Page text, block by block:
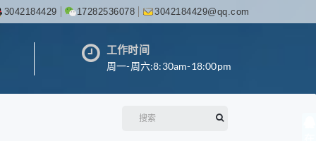
3042184429 17282536078 3042184429@qq.com
工作时间
周一-周六:8:30am-18:00pm